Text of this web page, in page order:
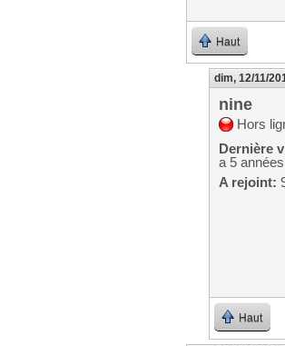
Haut
dim, 12/11/
nine
Hors
Dernière
a 5
A rejoint:
Haut